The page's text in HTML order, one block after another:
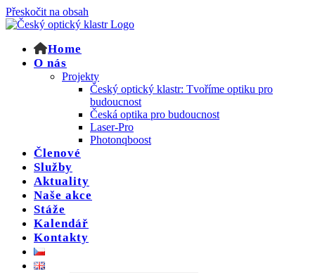
Přeskočit na obsah
Home
O nás
Projekty
Český optický klastr: Tvoříme optiku pro
budoucnost
Česká optika pro budoucnost
Laser-Pro
Photonqboost
Členové
Služby
Aktuality
Naše akce
Stáže
Kalendář
Kontakty